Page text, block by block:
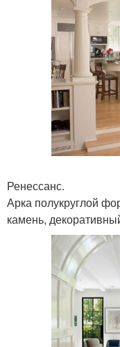
Ренессанс.
Арка полукруглой
камень,